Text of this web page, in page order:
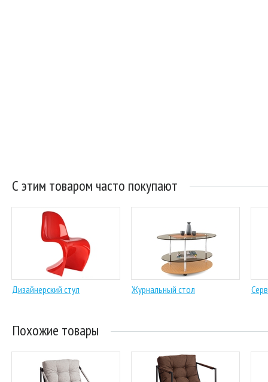
С этим товаром часто покупают
Дизайнерский стул Журнальный стол
Похожие товары